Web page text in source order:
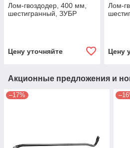
Лом-гвоздодер, 400 мм,
шестигранный, ЗУБР
Цену уточняйте
Лом-
Цену
Акционные предложения и
–17%